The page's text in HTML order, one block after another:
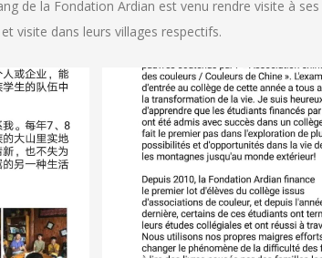
de la Fondation Ardian est venu rendre visite à
visite dans leurs villages respectifs.